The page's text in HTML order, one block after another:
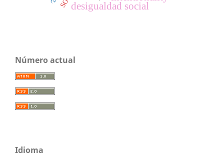
desigualdad social
Número actual
Idioma